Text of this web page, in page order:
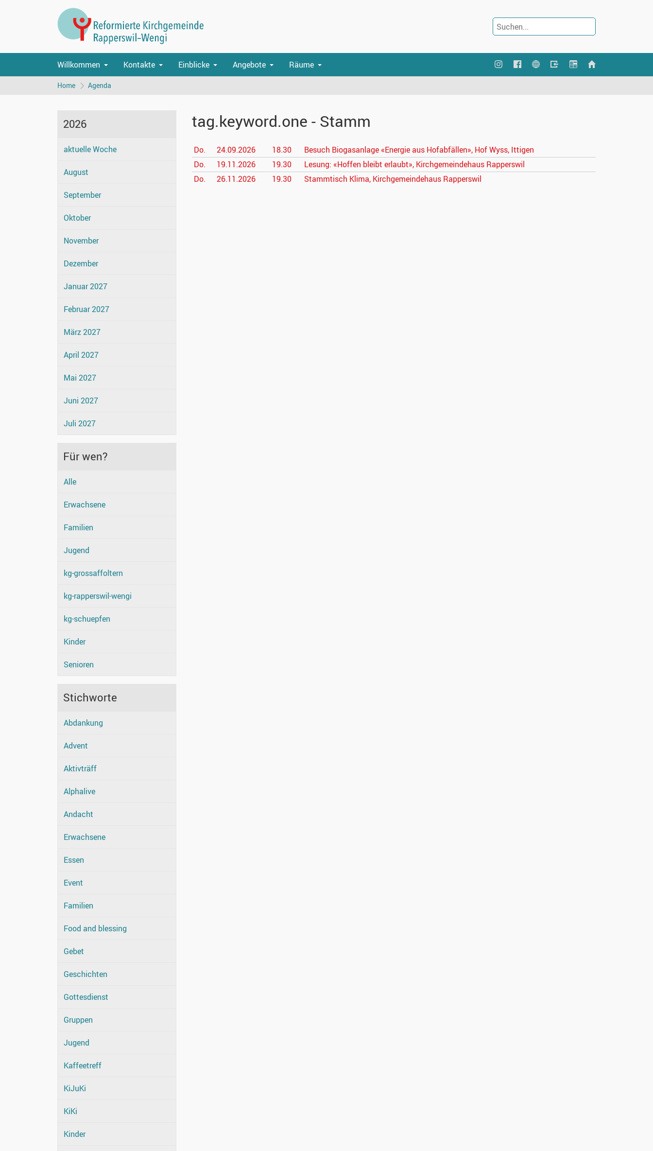
Willkommen Kontakte Einblicke Angebote Räume
Home Agenda
2026
aktuelle Woche
August
September
Oktober
November
Dezember
Januar 2027
Februar 2027
März 2027
April 2027
Mai 2027
Juni 2027
Juli 2027
Für wen?
Alle
Erwachsene
Familien
Jugend
kg-grossaffoltern
kg-rapperswil-wengi
kg-schuepfen
Kinder
Senioren
Stichworte
Abdankung
Advent
Aktivträff
Alphalive
Andacht
Erwachsene
Essen
Event
Familien
Food and blessing
Gebet
Geschichten
Gottesdienst
Gruppen
Jugend
Kaffeetreff
KiJuKi
KiKi
Kinder
tag.keyword.one - Stamm
Do. 24.09.2026 18.30
Besuch Biogasanlage «Energie aus Hofabfällen», Hof Wyss, Ittigen
Do.
19.11.2026 19.30
Lesung: «Hoffen bleibt erlaubt», Kirchgemeindehaus Rapperswil
Do.
26.11.2026 19.30 Stammtisch Klima, Kirchgemeindehaus Rapperswil